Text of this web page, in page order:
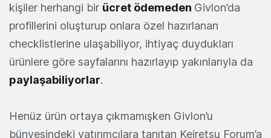
kişiler herhangi bir ücret ödemeden Givlon’da
profillerini oluşturup onlara özel hazırlanan
checklistlerine ulaşabiliyor, ihtiyaç duydukları
ürünlere göre sayfalarını hazırlayıp yakınlarıyla da
paylaşabiliyorlar.
Henüz ürün ortaya çıkmamışken Givlon’u
bünyesindeki yatırımcılara tanıtan Keiretsu Forum’a